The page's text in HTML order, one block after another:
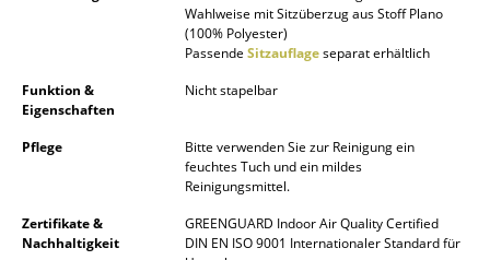
Nachttische & Bettzubehör
... alle Betten
Uhren
Wahlweise mit Sitzüberzug aus Stoff Plano
(100% Polyester)
Passende Sitzauflageseparat erhältlich
Funktion &
Eigenschaften
Nicht stapelbar
Pflege
Bitte verwenden Sie zur Reinigung ein
feuchtes Tuch und ein mildes
Reinigungsmittel.
Zertifikate &
Nachhaltigkeit
GREENGUARD Indoor Air Quality Certified
DIN EN ISO 9001 Internationaler Standard für